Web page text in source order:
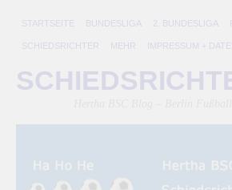
STARTSEITE BUNDESLIGA 2. BUNDESLIGA
SCHIEDSRICHTER MEHR IMPRESSUM +